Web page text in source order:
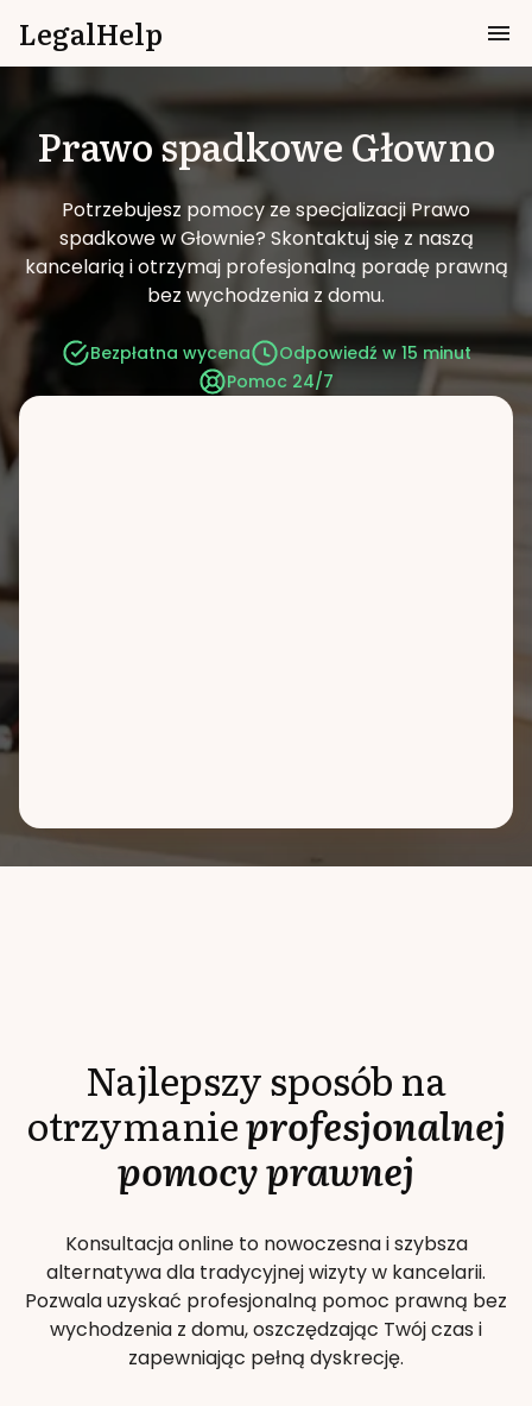
LegalHelp
Prawo spadkoweGłowno
Potrzebujesz pomocy ze specjalizacji Prawo
spadkowe w Głownie? Skontaktuj się z naszą
kancelarią i otrzymaj profesjonalną poradę prawną
bez wychodzenia z domu.
Bezpłatna wycena
Odpowiedź w 15 minut
Pomoc 24/7
Najlepszy sposób na
otrzymanieprofesjonalnej
pomocy prawnej
Konsultacja online to nowoczesna i szybsza
alternatywa dla tradycyjnej wizyty w kancelarii.
Pozwala uzyskać profesjonalną pomoc prawną bez
wychodzenia z domu, oszczędzając Twój czas i
zapewniając pełną dyskrecję.